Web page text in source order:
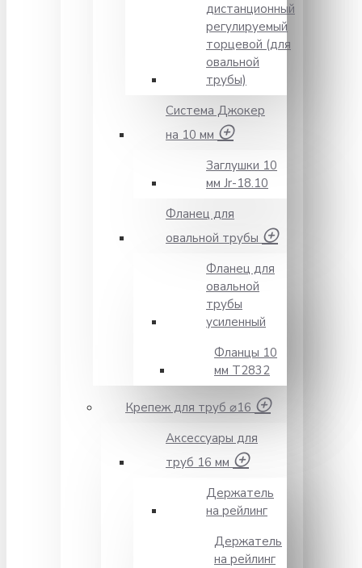
дистанционный
регулируемый
торцевой (для
овальной
трубы)
Система Джокер
на 10 мм
Заглушки 10
мм Jr-18.10
Фланец для
овальной трубы
Фланец для
овальной
трубы
усиленный
Фланцы 10
мм Т2832
Крепеж для труб ⌀16
Аксессуары для
труб 16 мм
Держатель
на рейлинг
Держатель
на рейлинг